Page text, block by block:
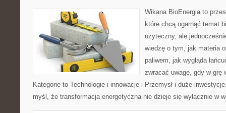
Wikana BioEnergia to
które chcą ogarnąć temat
użyteczny, ale
wiedzę o tym, jak materia
paliwem, jak wygląda
zwracać uwagę, gdy w grę
Kategorie to Technologie i innowacje i Przemysł i duże
myśl, że transformacja energetyczna nie dzieje się wyłącznie w